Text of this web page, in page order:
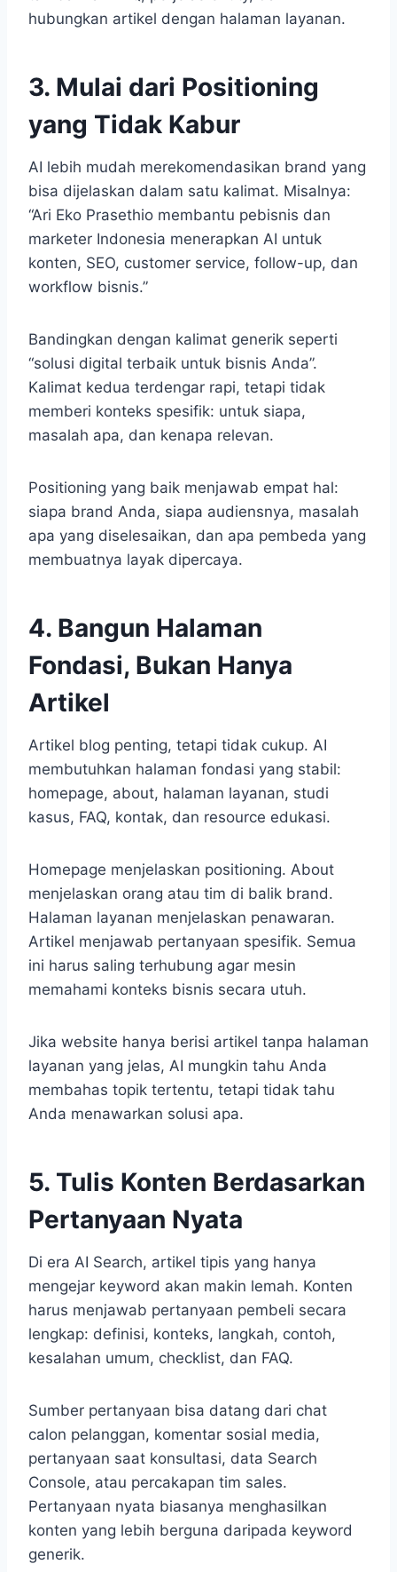
hubungkan artikel dengan halaman layanan.
3. Mulai dari Positioning
yang Tidak Kabur
AI lebih mudah merekomendasikan brand yang
bisa dijelaskan dalam satu kalimat. Misalnya:
“Ari Eko Prasethio membantu pebisnis dan
marketer Indonesia menerapkan AI untuk
konten, SEO, customer service, follow-up, dan
workflow bisnis.”
Bandingkan dengan kalimat generik seperti
“solusi digital terbaik untuk bisnis Anda”.
Kalimat kedua terdengar rapi, tetapi tidak
memberi konteks spesifik: untuk siapa,
masalah apa, dan kenapa relevan.
Positioning yang baik menjawab empat hal:
siapa brand Anda, siapa audiensnya, masalah
apa yang diselesaikan, dan apa pembeda yang
membuatnya layak dipercaya.
4. Bangun Halaman
Fondasi, Bukan Hanya
Artikel
Artikel blog penting, tetapi tidak cukup. AI
membutuhkan halaman fondasi yang stabil:
homepage, about, halaman layanan, studi
kasus, FAQ, kontak, dan resource edukasi.
Homepage menjelaskan positioning. About
menjelaskan orang atau tim di balik brand.
Halaman layanan menjelaskan penawaran.
Artikel menjawab pertanyaan spesifik. Semua
ini harus saling terhubung agar mesin
memahami konteks bisnis secara utuh.
Jika website hanya berisi artikel tanpa halaman
layanan yang jelas, AI mungkin tahu Anda
membahas topik tertentu, tetapi tidak tahu
Anda menawarkan solusi apa.
5. Tulis Konten Berdasarkan
Pertanyaan Nyata
Di era AI Search, artikel tipis yang hanya
mengejar keyword akan makin lemah. Konten
harus menjawab pertanyaan pembeli secara
lengkap: definisi, konteks, langkah, contoh,
kesalahan umum, checklist, dan FAQ.
Sumber pertanyaan bisa datang dari chat
calon pelanggan, komentar sosial media,
pertanyaan saat konsultasi, data Search
Console, atau percakapan tim sales.
Pertanyaan nyata biasanya menghasilkan
konten yang lebih berguna daripada keyword
generik.